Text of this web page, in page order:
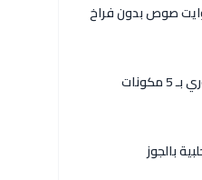
صوص بدون فراخ
بالجوز